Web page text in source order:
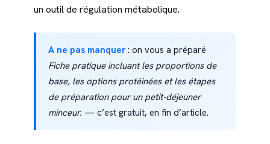
un outil de régulation métabolique.
A ne pas manquer : on vous a préparé
Fiche pratique incluant les proportions de
base, les options protéinées et les étapes
de préparation pour un petit-déjeuner
minceur. — c’est gratuit, en fin d’article.